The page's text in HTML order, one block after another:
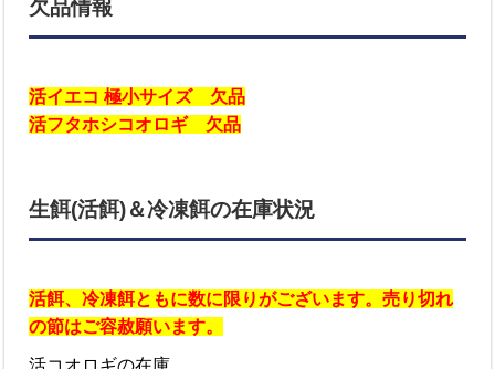
欠品情報
活イエコ 極小サイズ 欠品
活フタホシコオロギ 欠品
生餌(活餌)＆冷凍餌の在庫状況
活餌、冷凍餌ともに数に限りがございます。売り切れ
の節はご容赦願います。